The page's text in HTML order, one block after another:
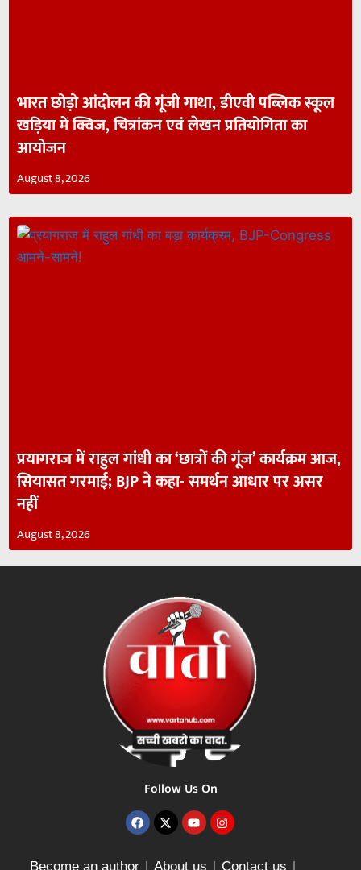
भारत छोड़ो आंदोलन की गूंजी गाथा, डीएवी पब्लिक स्कूल
खड़िया में क्विज, चित्रांकन एवं लेखन प्रतियोगिता का
आयोजन
August 8, 2026
प्रयागराज में राहुल गांधी का ‘छात्रों की गूंज’ कार्यक्रम आज,
सियासत गरमाई; BJP ने कहा- समर्थन आधार पर असर
नहीं
August 8, 2026
Follow Us On
Become an author About us Contact us